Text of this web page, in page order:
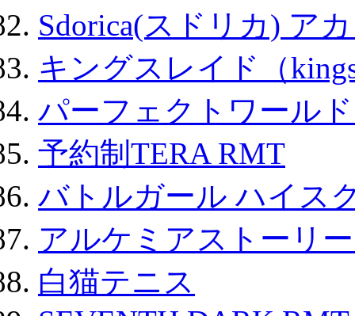
Sdorica(スドリカ) ア
キングスレイド（
パーフェクトワール
予約制TERA RMT
バトルガール ハイス
アルケミアストーリ
白猫テニス